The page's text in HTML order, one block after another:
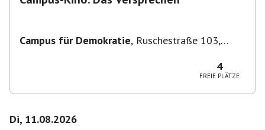
Campus für Demokratie, Ruschestraße 103,
4
FREIE PLÄTZE
Di, 11.08.2026